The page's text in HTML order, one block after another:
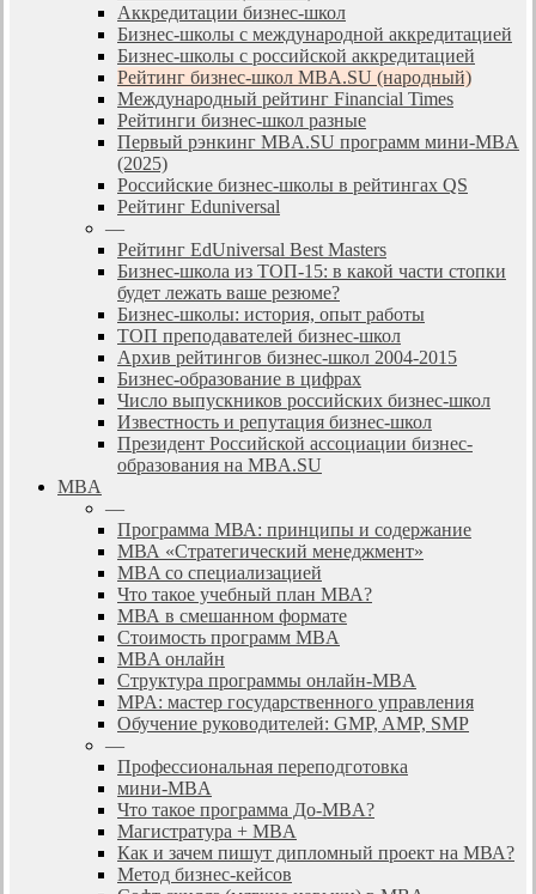
Аккредитации бизнес-школ
Бизнес-школы с международной аккредитацией
Бизнес-школы с российской аккредитацией
Рейтинг бизнес-школ MBA.SU (народный)
Международный рейтинг Financial Times
Рейтинги бизнес-школ разные
Первый рэнкинг MBA.SU программ мини-MBA
(2025)
Российские бизнес-школы в рейтингах QS
Рейтинг Eduniversal
—
Рейтинг EdUniversal Best Masters
Бизнес-школа из ТОП-15: в какой части стопки
будет лежать ваше резюме?
Бизнес-школы: история, опыт работы
ТОП преподавателей бизнес-школ
Архив рейтингов бизнес-школ 2004-2015
Бизнес-образование в цифрах
Число выпускников российских бизнес-школ
Известность и репутация бизнес-школ
Президент Российской ассоциации бизнес-
образования на MBA.SU
MBA
—
Программа МВА: принципы и содержание
МВА «Cтратегический менеджмент»
MBA со специализацией
Что такое учебный план МВА?
МВА в смешанном формате
Стоимость программ MBA
MBA онлайн
Cтруктура программы онлайн-MBA
MPA: мастер государственного управления
Обучение руководителей: GMP, AMP, SMP
—
Профессиональная переподготовка
мини-MBA
Что такое программа До-MBA?
Магистратура + MBA
Как и зачем пишут дипломный проект на МВА?
Метод бизнес-кейсов